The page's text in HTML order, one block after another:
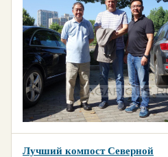
Лучший компост Северной